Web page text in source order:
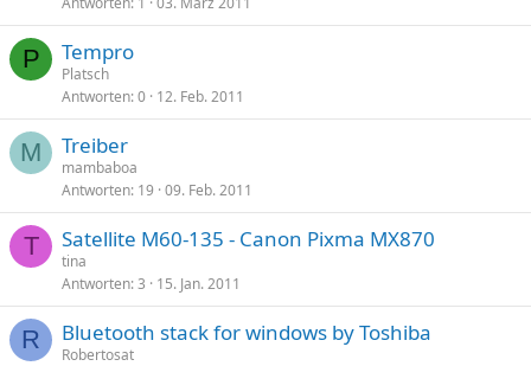
P Tempro
Platsch
Antworten 0 12. Feb. 2011
M Treiber
mambaboa
Antworten 19 09. Feb. 2011
T Satellite M60-135 - Canon Pixma MX870
tina
Antworten 3 15. Jan. 2011
R Bluetooth stack for windows by Toshiba
Robertosat